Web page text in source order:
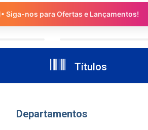
• Siga-nos para Ofertas e Lançamentos!
Títulos
Departamentos